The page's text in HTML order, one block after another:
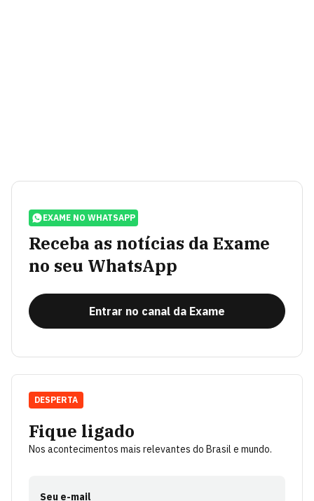
EXAME NO WHATSAPP
Receba as notícias da Exame
no seu WhatsApp
Entrar no canal da Exame
Fique ligado
Nos acontecimentos mais relevantes do Brasil e mundo.
Seu e-mail
DESPERTA